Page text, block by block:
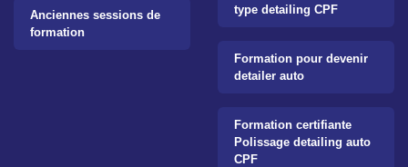
Anciennes sessions de
formation
type detailing CPF
Formation pour devenir
detailer auto
Formation certifiante
Polissage detailing auto
CPF